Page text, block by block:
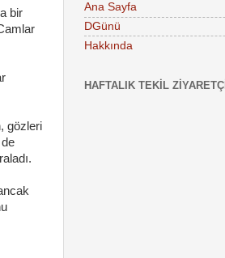
bir
gözleri
Ana Sayfa
DGünü
Hakkında
HAFTALIK TEKIL ZIYARETÇI